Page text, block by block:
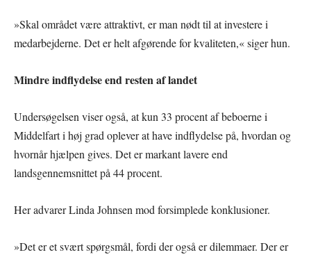
»Skal området være attraktivt, er man nødt til at investere i
medarbejderne. Det er helt afgørende for kvaliteten,« siger hun.
Mindre indflydelse end resten af landet
Undersøgelsen viser også, at kun 33 procent af beboerne i
Middelfart i høj grad oplever at have indflydelse på, hvordan og
hvornår hjælpen gives. Det er markant lavere end
landsgennemsnittet på 44 procent.
Her advarer Linda Johnsen mod forsimplede konklusioner.
»Det er et svært spørgsmål, fordi der også er dilemmaer. Der er